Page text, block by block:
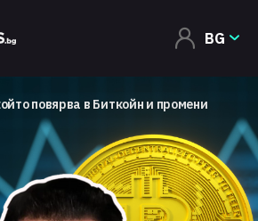
BG
повярва в Биткойн и промени